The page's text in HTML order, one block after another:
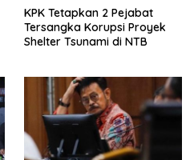
KPK Tetapkan 2 Pejabat
Tersangka Korupsi Proyek
Shelter Tsunami di NTB